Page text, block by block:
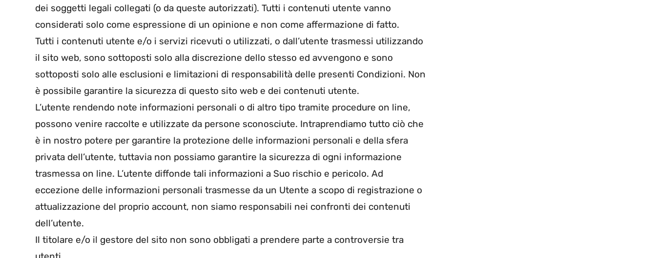
dei soggetti legali collegati (o da queste autorizzati). Tutti i contenuti utente vanno
considerati solo come espressione di un opinione e non come affermazione di fatto.
Tutti i contenuti utente e/o i servizi ricevuti o utilizzati, o dall’utente trasmessi utilizzando
il sito web, sono sottoposti solo alla discrezione dello stesso ed avvengono e sono
sottoposti solo alle esclusioni e limitazioni di responsabilità delle presenti Condizioni. Non
è possibile garantire la sicurezza di questo sito web e dei contenuti utente.
L’utente rendendo note informazioni personali o di altro tipo tramite procedure on line,
possono venire raccolte e utilizzate da persone sconosciute. Intraprendiamo tutto ciò che
è in nostro potere per garantire la protezione delle informazioni personali e della sfera
privata dell’utente, tuttavia non possiamo garantire la sicurezza di ogni informazione
trasmessa on line. L’utente diffonde tali informazioni a Suo rischio e pericolo. Ad
eccezione delle informazioni personali trasmesse da un Utente a scopo di registrazione o
attualizzazione del proprio account, non siamo responsabili nei confronti dei contenuti
dell’utente.
Il titolare e/o il gestore del sito non sono obbligati a prendere parte a controversie tra